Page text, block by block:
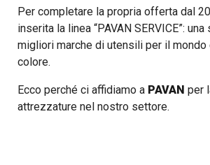
Per completare la propria offerta dal
inserita la linea “PAVAN SERVICE”:
migliori marche di utensili per il mondo
colore.
Ecco perché ci affidiamo a PAVAN per
attrezzature nel nostro settore.